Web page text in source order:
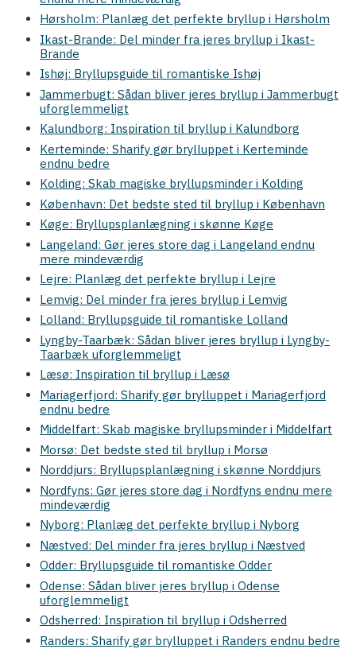
Hørsholm: Planlæg det perfekte bryllup i Hørsholm
Ikast-Brande: Del minder fra jeres bryllup i Ikast-
Brande
Ishøj: Bryllupsguide til romantiske Ishøj
Jammerbugt: Sådan bliver jeres bryllup i Jammerbugt
uforglemmeligt
Kalundborg: Inspiration til bryllup i Kalundborg
Kerteminde: Sharify gør brylluppet i Kerteminde
endnu bedre
Kolding: Skab magiske bryllupsminder i Kolding
København: Det bedste sted til bryllup i København
Køge: Bryllupsplanlægning i skønne Køge
Langeland: Gør jeres store dag i Langeland endnu
mere mindeværdig
Lejre: Planlæg det perfekte bryllup i Lejre
Lemvig: Del minder fra jeres bryllup i Lemvig
Lolland: Bryllupsguide til romantiske Lolland
Lyngby-Taarbæk: Sådan bliver jeres bryllup i Lyngby-
Taarbæk uforglemmeligt
Læsø: Inspiration til bryllup i Læsø
Mariagerfjord: Sharify gør brylluppet i Mariagerfjord
endnu bedre
Middelfart: Skab magiske bryllupsminder i Middelfart
Morsø: Det bedste sted til bryllup i Morsø
Norddjurs: Bryllupsplanlægning i skønne Norddjurs
Nordfyns: Gør jeres store dag i Nordfyns endnu mere
mindeværdig
Nyborg: Planlæg det perfekte bryllup i Nyborg
Næstved: Del minder fra jeres bryllup i Næstved
Odder: Bryllupsguide til romantiske Odder
Odense: Sådan bliver jeres bryllup i Odense
uforglemmeligt
Odsherred: Inspiration til bryllup i Odsherred
Randers: Sharify gør brylluppet i Randers endnu bedre